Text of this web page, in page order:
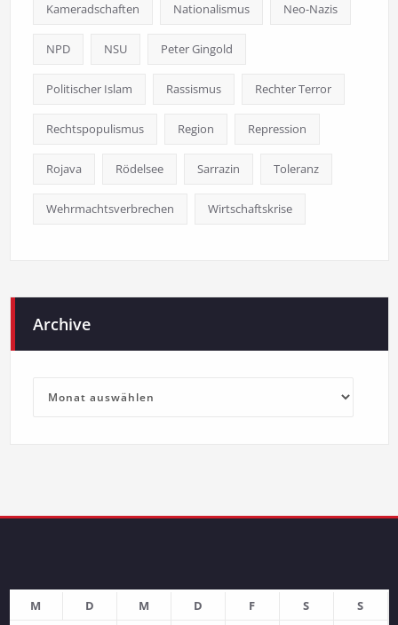
Kameradschaften Nationalismus Neo-Nazis
NPD NSU Peter Gingold
Politischer Islam Rassismus Rechter Terror
Rechtspopulismus Region Repression
Rojava Rödelsee Sarrazin Toleranz
Wehrmachtsverbrechen Wirtschaftskrise
Archive
M D M D F S
S